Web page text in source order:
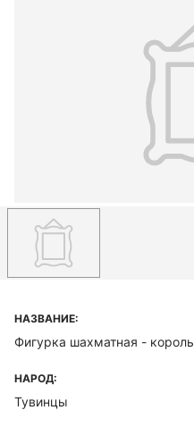
НАЗВАНИЕ:
Фигурка шахматная - король
НАРОД:
Тувинцы